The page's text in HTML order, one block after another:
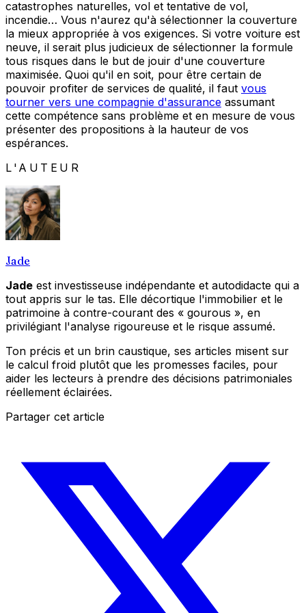
catastrophes naturelles, vol et tentative de vol,
incendie… Vous n'aurez qu'à sélectionner la couverture
la mieux appropriée à vos exigences. Si votre voiture est
neuve, il serait plus judicieux de sélectionner la formule
tous risques dans le but de jouir d'une couverture
maximisée. Quoi qu'il en soit, pour être certain de
pouvoir profiter de services de qualité, il faut vous
tourner vers une compagnie d'assurance assumant
cette compétence sans problème et en mesure de vous
présenter des propositions à la hauteur de vos
espérances.
L'AUTEUR
Jade
Jade est investisseuse indépendante et autodidacte qui a
tout appris sur le tas. Elle décortique l'immobilier et le
patrimoine à contre-courant des « gourous », en
privilégiant l'analyse rigoureuse et le risque assumé.
Ton précis et un brin caustique, ses articles misent sur
le calcul froid plutôt que les promesses faciles, pour
aider les lecteurs à prendre des décisions patrimoniales
réellement éclairées.
Partager cet article